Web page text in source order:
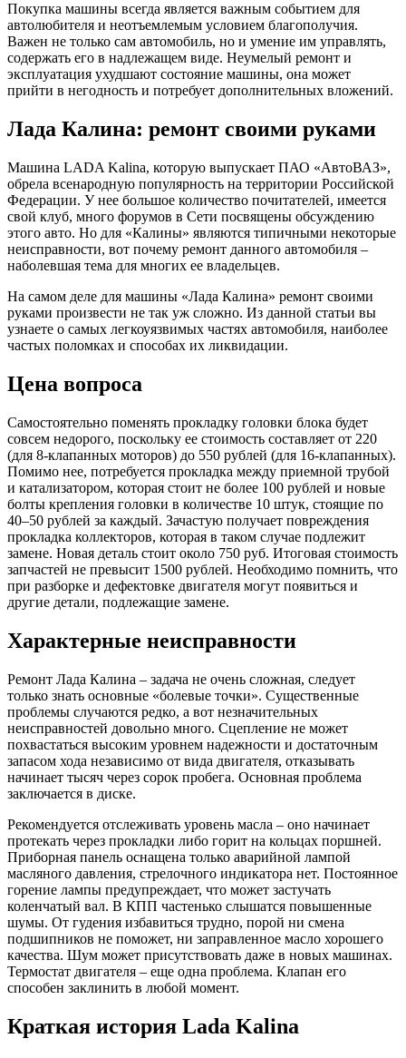
Покупка машины всегда является важным событием для
автолюбителя и неотъемлемым условием благополучия.
Важен не только сам автомобиль, но и умение им управлять,
содержать его в надлежащем виде. Неумелый ремонт и
эксплуатация ухудшают состояние машины, она может
прийти в негодность и потребует дополнительных вложений.
Лада Калина: ремонт своими руками
Машина LADA Kalina, которую выпускает ПАО «АвтоВАЗ»,
обрела всенародную популярность на территории Российской
Федерации. У нее большое количество почитателей, имеется
свой клуб, много форумов в Cети посвящены обсуждению
этого авто. Но для «Калины» являются типичными некоторые
неисправности, вот почему ремонт данного автомобиля –
наболевшая тема для многих ее владельцев.
На самом деле для машины «Лада Калина» ремонт своими
руками произвести не так уж сложно. Из данной статьи вы
узнаете о самых легкоуязвимых частях автомобиля, наиболее
частых поломках и способах их ликвидации.
Цена вопроса
Самостоятельно поменять прокладку головки блока будет
совсем недорого, поскольку ее стоимость составляет от 220
(для 8-клапанных моторов) до 550 рублей (для 16-клапанных).
Помимо нее, потребуется прокладка между приемной трубой
и катализатором, которая стоит не более 100 рублей и новые
болты крепления головки в количестве 10 штук, стоящие по
40–50 рублей за каждый. Зачастую получает повреждения
прокладка коллекторов, которая в таком случае подлежит
замене. Новая деталь стоит около 750 руб. Итоговая стоимость
запчастей не превысит 1500 рублей. Необходимо помнить, что
при разборке и дефектовке двигателя могут появиться и
другие детали, подлежащие замене.
Характерные неисправности
Ремонт Лада Калина – задача не очень сложная, следует
только знать основные «болевые точки». Существенные
проблемы случаются редко, а вот незначительных
неисправностей довольно много. Сцепление не может
похвастаться высоким уровнем надежности и достаточным
запасом хода независимо от вида двигателя, отказывать
начинает тысяч через сорок пробега. Основная проблема
заключается в диске.
Рекомендуется отслеживать уровень масла – оно начинает
протекать через прокладки либо горит на кольцах поршней.
Приборная панель оснащена только аварийной лампой
масляного давления, стрелочного индикатора нет. Постоянное
горение лампы предупреждает, что может застучать
коленчатый вал. В КПП частенько слышатся повышенные
шумы. От гудения избавиться трудно, порой ни смена
подшипников не поможет, ни заправленное масло хорошего
качества. Шум может присутствовать даже в новых машинах.
Термостат двигателя – еще одна проблема. Клапан его
способен заклинить в любой момент.
Краткая история Lada Kalina